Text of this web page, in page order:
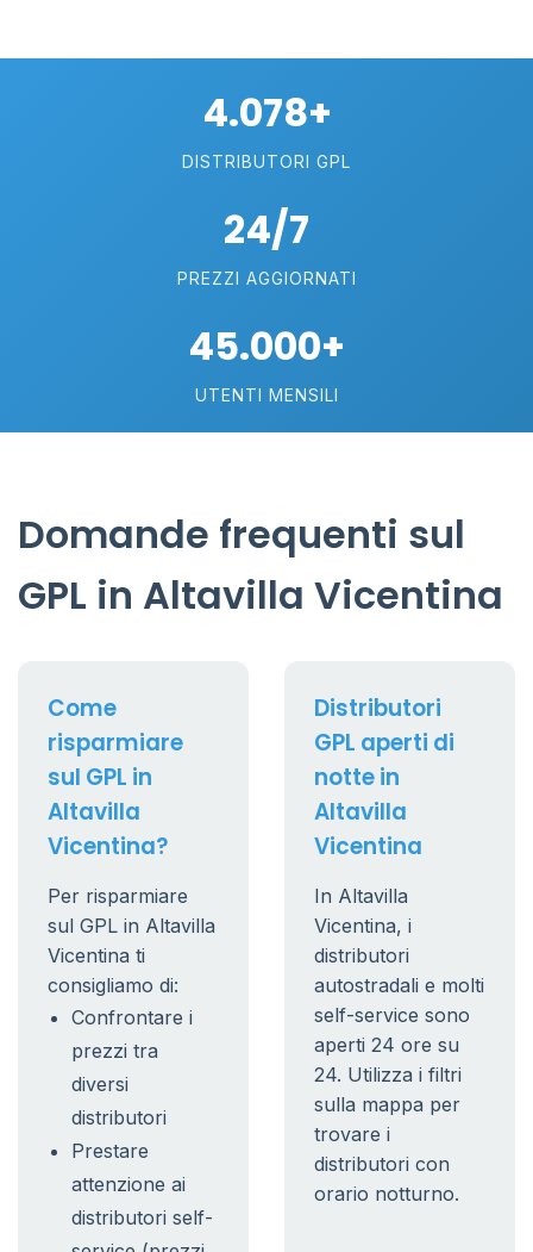
4.078+
DISTRIBUTORI GPL
24/7
PREZZI AGGIORNATI
45.000+
UTENTI MENSILI
Domande frequenti sul
GPL in Altavilla Vicentina
Come
risparmiare
sul GPL in
Altavilla
Vicentina?
Per risparmiare
sul GPL in Altavilla
Vicentina ti
consigliamo di:
Confrontare i
prezzi tra
diversi
distributori
Prestare
attenzione ai
distributori self-
Distributori
GPL aperti di
notte in
Altavilla
Vicentina
In Altavilla
Vicentina, i
distributori
autostradali e molti
self-service sono
aperti 24 ore su
24. Utilizza i filtri
sulla mappa per
trovare i
distributori con
orario notturno.